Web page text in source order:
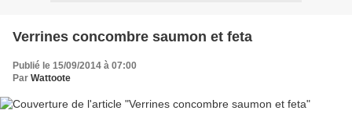
Verrines concombre saumon et feta
Publié le 15/09/2014 à 07:00
Par Wattoote